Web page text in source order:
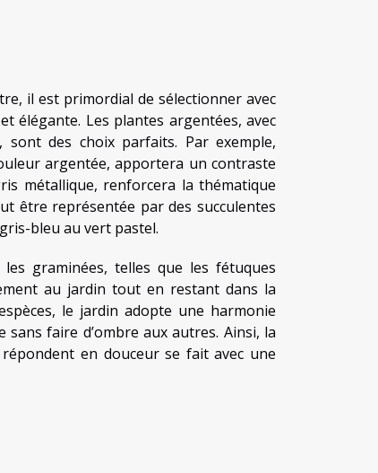
il est primordial de sélectionner avec
élégante. Les plantes argentées, avec
des choix parfaits. Par exemple,
argentée, apportera un contraste
métallique, renforcera la thématique
être représentée par des succulentes
bleu au vert pastel.
graminées, telles que les fétuques
au jardin tout en restant dans la
le jardin adopte une harmonie
faire d’ombre aux autres. Ainsi, la
en douceur se fait avec une